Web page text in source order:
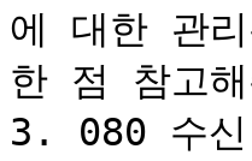
에 대한 관
한 점 참고
3. 080 수신